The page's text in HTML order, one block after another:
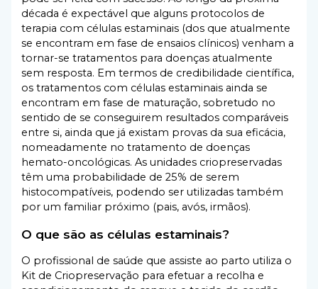
década é expectável que alguns protocolos de
terapia com células estaminais (dos que atualmente
se encontram em fase de ensaios clínicos) venham a
tornar-se tratamentos para doenças atualmente
sem resposta. Em termos de credibilidade científica,
os tratamentos com células estaminais ainda se
encontram em fase de maturação, sobretudo no
sentido de se conseguirem resultados comparáveis
entre si, ainda que já existam provas da sua eficácia,
nomeadamente no tratamento de doenças
hemato-oncológicas. As unidades criopreservadas
têm uma probabilidade de 25% de serem
histocompatíveis, podendo ser utilizadas também
por um familiar próximo (pais, avós, irmãos).
O que são as células estaminais?
O profissional de saúde que assiste ao parto utiliza o
Kit de Criopreservação para efetuar a recolha e